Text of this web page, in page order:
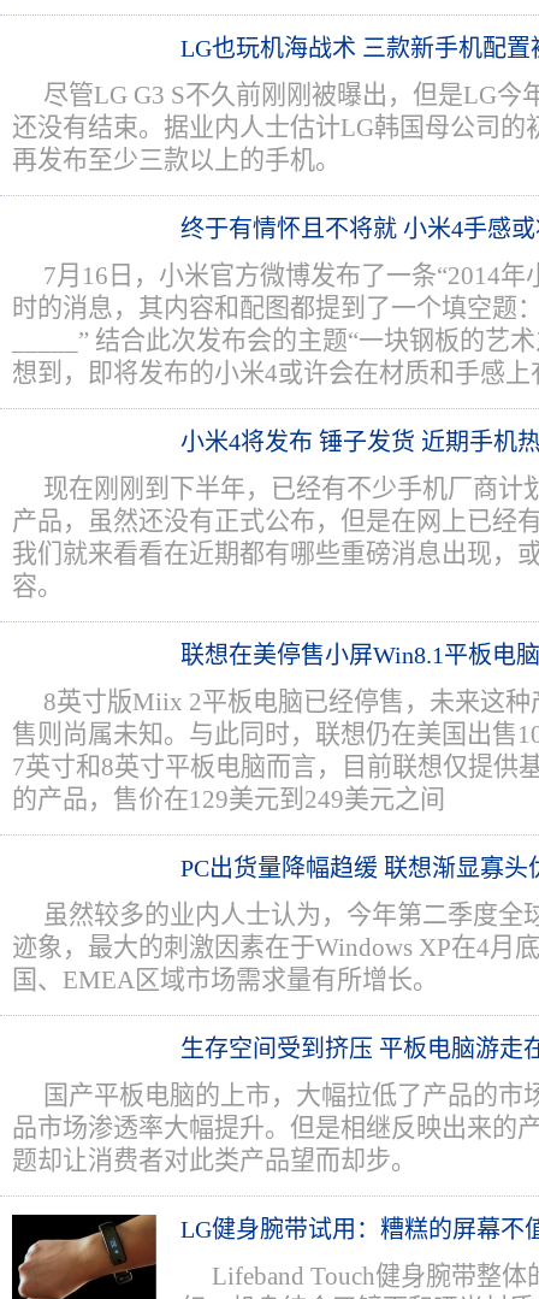
LG也玩机海战术 三款新手机配置
尽管LG G3 S不久前刚刚被曝出，但是LG今
还没有结束。据业内人士估计LG韩国母公司的
再发布至少三款以上的手机。
终于有情怀且不将就 小米4手感
7月16日，小米官方微博发布了一条“2014年
时的消息，其内容和配图都提到了一个填空题
_____” 结合此次发布会的主题“一块钢板的艺
想到，即将发布的小米4或许会在材质和手感
小米4将发布 锤子发货 近期手机
现在刚刚到下半年，已经有不少手机厂商计
产品，虽然还没有正式公布，但是在网上已经
我们就来看看在近期都有哪些重磅消息出现，
容。
联想在美停售小屏Win8.1平板电脑
8英寸版Miix 2平板电脑已经停售，未来这
售则尚属未知。与此同时，联想仍在美国出售
7英寸和8英寸平板电脑而言，目前联想仅提供
的产品，售价在129美元到249美元之间
PC出货量降幅趋缓 联想渐显寡头
虽然较多的业内人士认为，今年第二季度全
迹象，最大的刺激因素在于Windows XP在4月
国、EMEA区域市场需求量有所增长。
生存空间受到挤压 平板电脑游走
国产平板电脑的上市，大幅拉低了产品的市
品市场渗透率大幅提升。但是相继反映出来的
题却让消费者对此类产品望而却步。
LG健身腕带试用：糟糕的屏幕不
Lifeband Touch健身腕带整